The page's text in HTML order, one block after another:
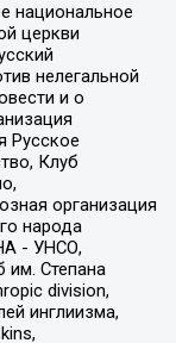
национальное
церкви
нелегальной
и о
Русское
Клуб
организация
народа
- УНСО,
им. Степана
division,
инглиизма,